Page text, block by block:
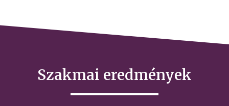
Szakmai eredmények